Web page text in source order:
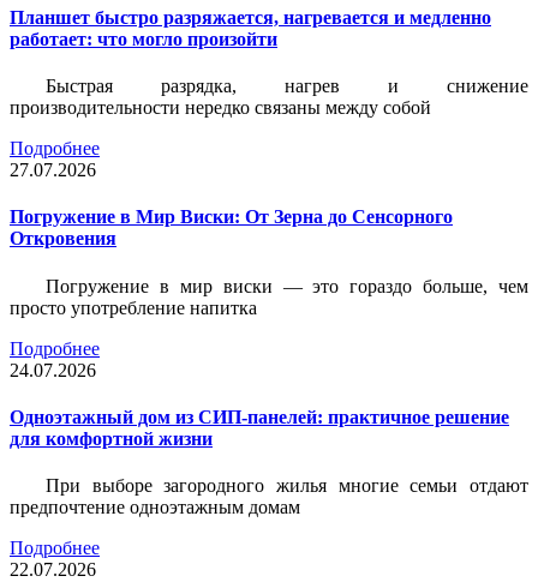
Планшет быстро разряжается, нагревается и медленно
работает: что могло произойти
Быстрая разрядка, нагрев и снижение
производительности нередко связаны между собой
Подробнее
27.07.2026
Погружение в Мир Виски: От Зерна до Сенсорного
Откровения
Погружение в мир виски — это гораздо больше, чем
просто употребление напитка
Подробнее
24.07.2026
Одноэтажный дом из СИП-панелей: практичное решение
для комфортной жизни
При выборе загородного жилья многие семьи отдают
предпочтение одноэтажным домам
Подробнее
22.07.2026